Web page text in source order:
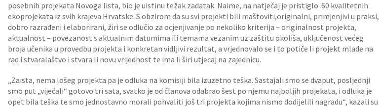
posebnih projekata Novoga lista, bio je uistinu težak zadatak. Naime, na natječaj je pristiglo 60 kvalitetnih
ekoprojekata iz svih krajeva Hrvatske. S obzirom da su svi projekti bili maštoviti,originalni, primjenjivi u praksi,
dobro razrađeni i elaborirani, žiri se odlučio za ocjenjivanje po nekoliko kriterija – originalnost projekta,
aktualnost – povezanost s aktualnim datumima ili temama vezanim uz zaštitu okoliša, uključenost većeg
broja učenika u provedbu projekta i konkretan vidljivi rezultat, a vrjednovalo se i to potiče li projekt mlade na
rad i stvaralaštvo i stvara li novu vrijednost te ima li širi utjecaj na zajednicu.
„Zaista, nema lošeg projekta pa je odluka na komisiji bila izuzetno teška. Sastajali smo se dvaput, posljednji
smo put „vijećali“ gotovo tri sata, svatko je od članova odabrao šest po njemu najboljih projekata, i odluka je
opet bila teška te smo jednostavno morali pohvaliti još tri projekta kojima nismo dodijelili nagradu“, kazali su